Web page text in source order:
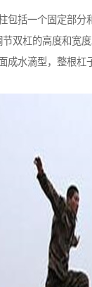
包括一个固定部分
双杠的高度和宽度
成水滴型，整根杠